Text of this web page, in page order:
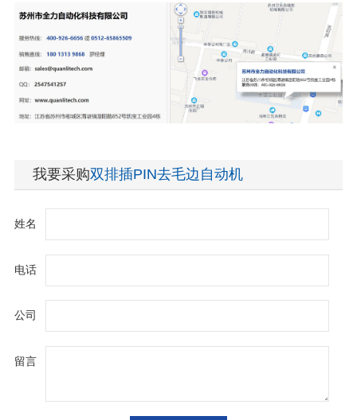
我要采购双排插PIN去毛边自动机
姓名
电话
公司
留言